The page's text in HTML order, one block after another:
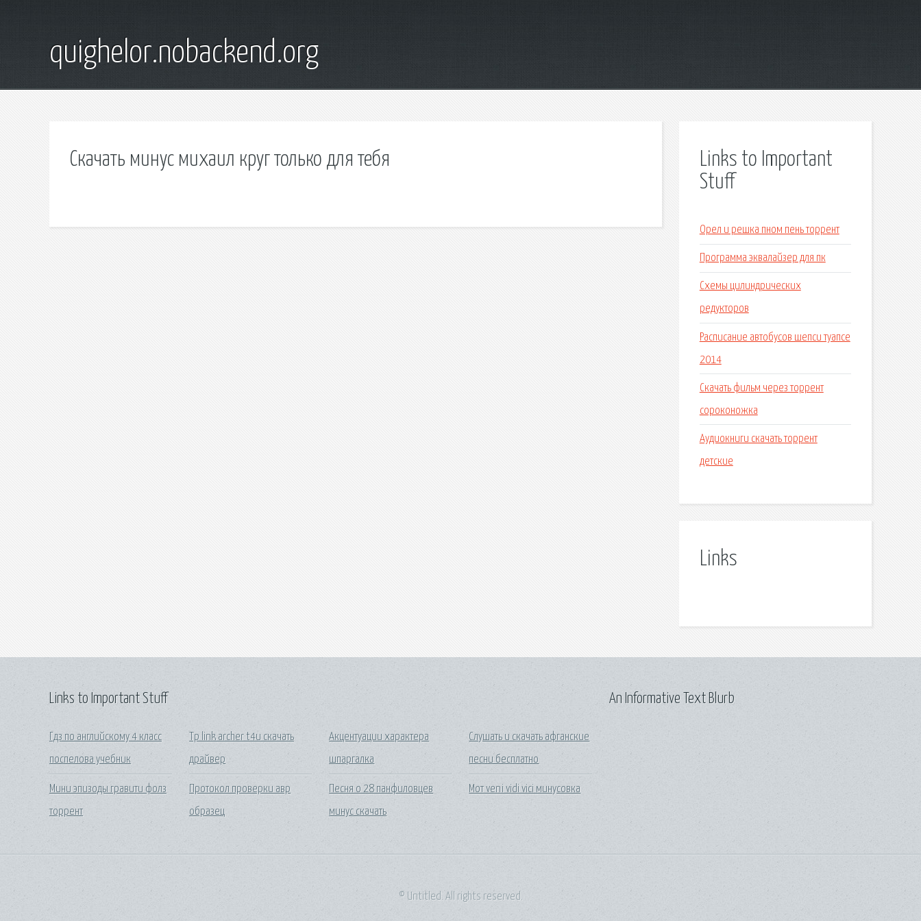
quighelor.nobackend.org
Скачать минус михаил круг только для тебя
Links to Important
Stuff
Орел и решка пном пень торрент
Программа эквалайзер для пк
Схемы цилиндрических
редукторов
Расписание автобусов шепси туапсе
2014
Скачать фильм через торрент
сороконожка
Аудиокниги скачать торрент
детские
Links
Links to Important Stuff
Гдз по английскому 4 класс
поспелова учебник
Мини эпизоды гравити фолз
торрент
Tp link archer t4u скачать
драйвер
Протокол проверки авр
образец
Акцентуации характера
шпаргалка
Песня о 28 панфиловцев
минус скачать
Слушать и скачать афганские
песни бесплатно
Мот veni vidi vici минусовка
An Informative Text Blurb
© Untitled. All rights reserved.